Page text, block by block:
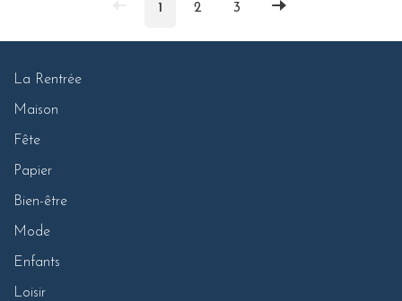
1 2 3
La Rentrée
Maison
Fête
Papier
Bien-être
Mode
Enfants
Loisir